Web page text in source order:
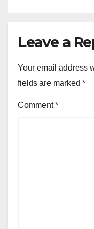
Leave a
Your email address
fields are marked *
Comment*